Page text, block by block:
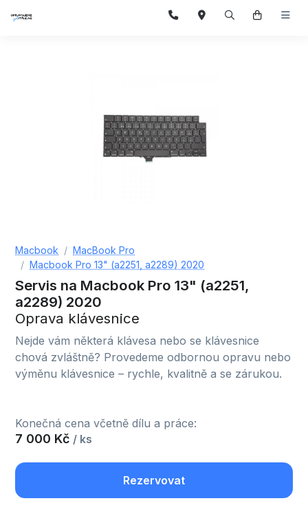
Macbook
MacBook Pro
Macbook Pro 13" (a2251, a2289) 2020
Servis na Macbook Pro 13" (a2251,
a2289) 2020
Oprava klávesnice
Nejde vám některá klávesa nebo se klávesnice
chová zvláštně? Provedeme odbornou opravu nebo
výměnu klávesnice – rychle, kvalitně a se zárukou.
Konečná cena včetně dílu a práce:
7 000 Kč / ks
Rezervovat